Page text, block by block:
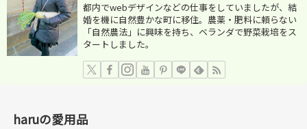
都内でwebデザインなどの仕事をしていましたが、結
婚を機に自然豊かな町に移住。農薬・肥料に頼らない
「自然農法」に興味を持ち、ベランダで野菜栽培をス
タートしました。
haruの愛用品